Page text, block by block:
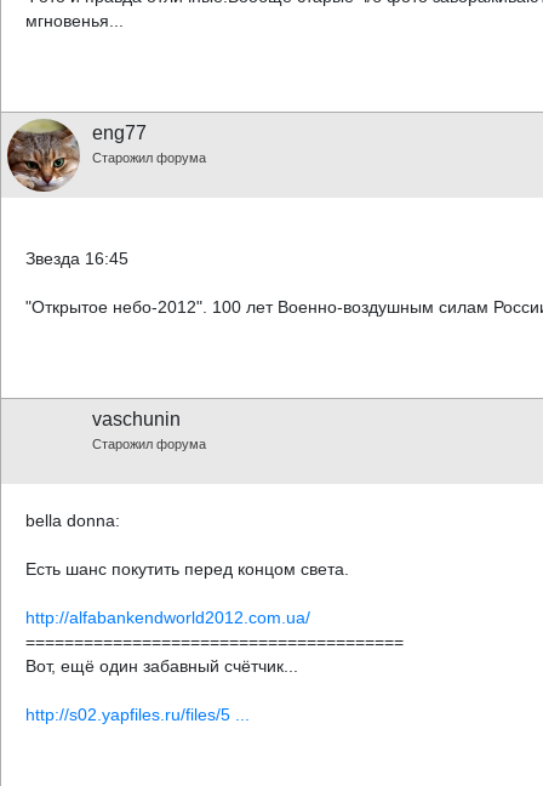
мгновенья...
eng77
Старожил форума
Звезда 16:45
"Открытое небо-2012". 100 лет Военно-воздушным силам
vaschunin
Старожил форума
bella donna:
Есть шанс покутить перед концом света.
http://alfabankendworld2012.com.ua/
=======================================
Вот, ещё один забавный счётчик...
http://s02.yapfiles.ru/files/5 ...